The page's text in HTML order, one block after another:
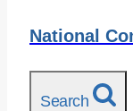
National
Search